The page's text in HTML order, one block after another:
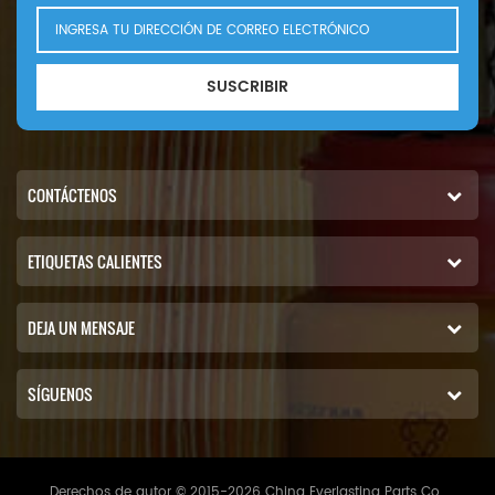
SUSCRIBIR
CONTÁCTENOS
ETIQUETAS CALIENTES
DEJA UN MENSAJE
SÍGUENOS